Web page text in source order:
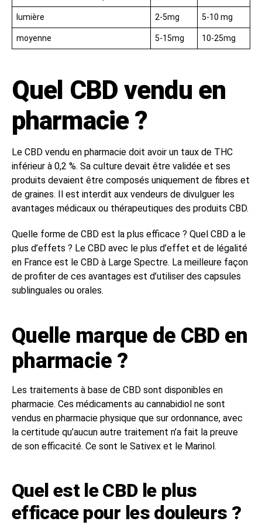
lumière 2-5mg 5-10 mg
moyenne 5-15mg 10-25mg
Quel CBD vendu en
pharmacie ?
Le CBD vendu en pharmacie doit avoir un taux de THC
inférieur à 0,2 %. Sa culture devait être validée et ses
produits devaient être composés uniquement de fibres et
de graines. Il est interdit aux vendeurs de divulguer les
avantages médicaux ou thérapeutiques des produits CBD.
Quelle forme de CBD est la plus efficace ? Quel CBD a le
plus d’effets ? Le CBD avec le plus d’effet et de légalité
en France est le CBD à Large Spectre. La meilleure façon
de profiter de ces avantages est d’utiliser des capsules
sublinguales ou orales.
Quelle marque de CBD en
pharmacie ?
Les traitements à base de CBD sont disponibles en
pharmacie. Ces médicaments au cannabidiol ne sont
vendus en pharmacie physique que sur ordonnance, avec
la certitude qu’aucun autre traitement n’a fait la preuve
de son efficacité. Ce sont le Sativex et le Marinol.
Quel est le CBD le plus
efficace pour les douleurs ?